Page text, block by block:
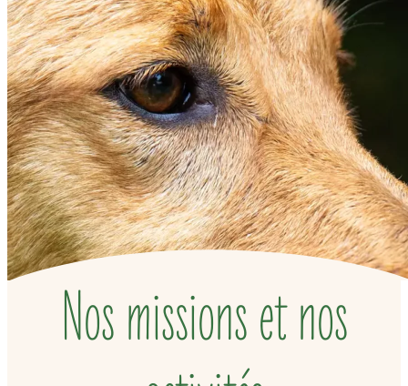
Nos missions et nos